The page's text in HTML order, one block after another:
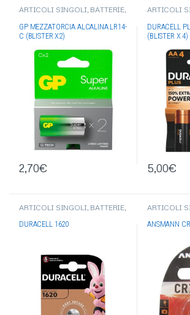
ARTICOLI SINGOLI, BATTERIE,
GP
GP MEZZATORCIA ALCALINA LR14-
C (BLISTER X2)
2,70€
ARTICOLI
DURACELL
(BLISTER X 4)
5,00€
ARTICOLI SINGOLI BATTERIE
ACUSTICHE,BATTERIE
DURACELL
DURACELL 1620
ARTICOLI
ACUSTICHE
ANSMANN